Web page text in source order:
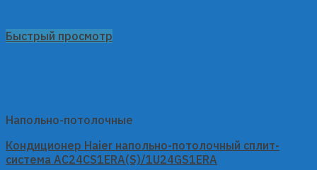
Быстрый просмотр
Напольно-потолочные
Кондиционер Haier напольно-потолочный сплит-
система AC24CS1ERA(S)/1U24GS1ERA